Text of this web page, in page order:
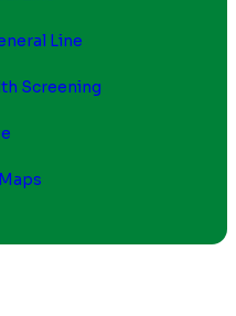
Line
Screening